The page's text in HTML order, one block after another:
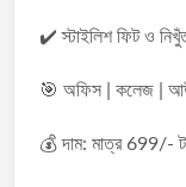
✔️ স্টাইলিশ ফিট ও নিখুঁত
🎯 অফিস | কলেজ |
💰 দাম: মাত্র 699/-